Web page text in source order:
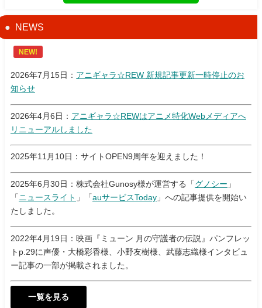
NEWS
NEW!
2026年7月15日： アニギャラ☆REW 新規記事更新一時停止のお
知らせ
2026年4月6日： アニギャラ☆REWはアニメ特化Webメディアへ
リニューアルしました
2025年11月10日：サイトOPEN9周年を迎えました！
2025年6月30日：株式会社Gunosy様が運営する「 グノシー 」
「 ニュースライト 」「 auサービスToday 」への記事提供を開始い
たしました。
2022年4月19日：映画『ミューン 月の守護者の伝説』パンフレッ
トp.29に声優・大橋彩香様、小野友樹様、武藤志織様インタビュ
ー記事の一部が掲載されました。
一覧を見る